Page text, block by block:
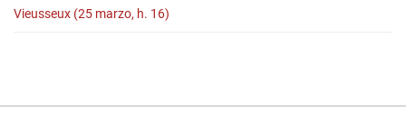
Vieusseux (25 marzo, h. 16)